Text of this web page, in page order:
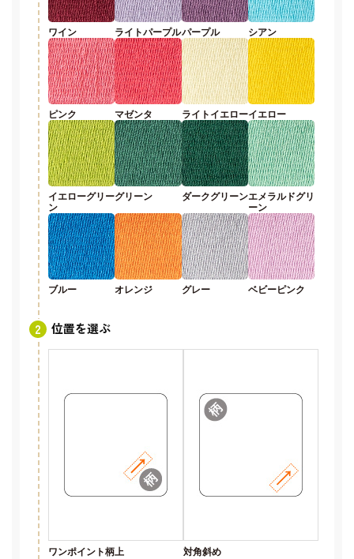
ワイン ライトパープルパープル シアン
ピンク マゼンタ ライトイエローイエロー
イエローグリー
ン
グリーン ダークグリーンエメラルドグリ
ーン
ブルー オレンジ グレー ベビーピンク
位置を選ぶ
ワンポイント柄上 対角斜め